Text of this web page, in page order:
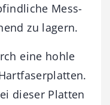
Mess-
zu lagern.
eine hohle
dieser Platten